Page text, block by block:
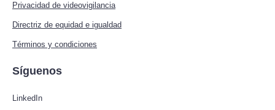
Privacidad de videovigilancia
Directriz de equidad e igualdad
Términos y condiciones
Síguenos
LinkedIn